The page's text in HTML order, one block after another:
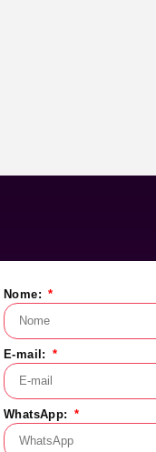
Nome:
E-mail:
WhatsApp: